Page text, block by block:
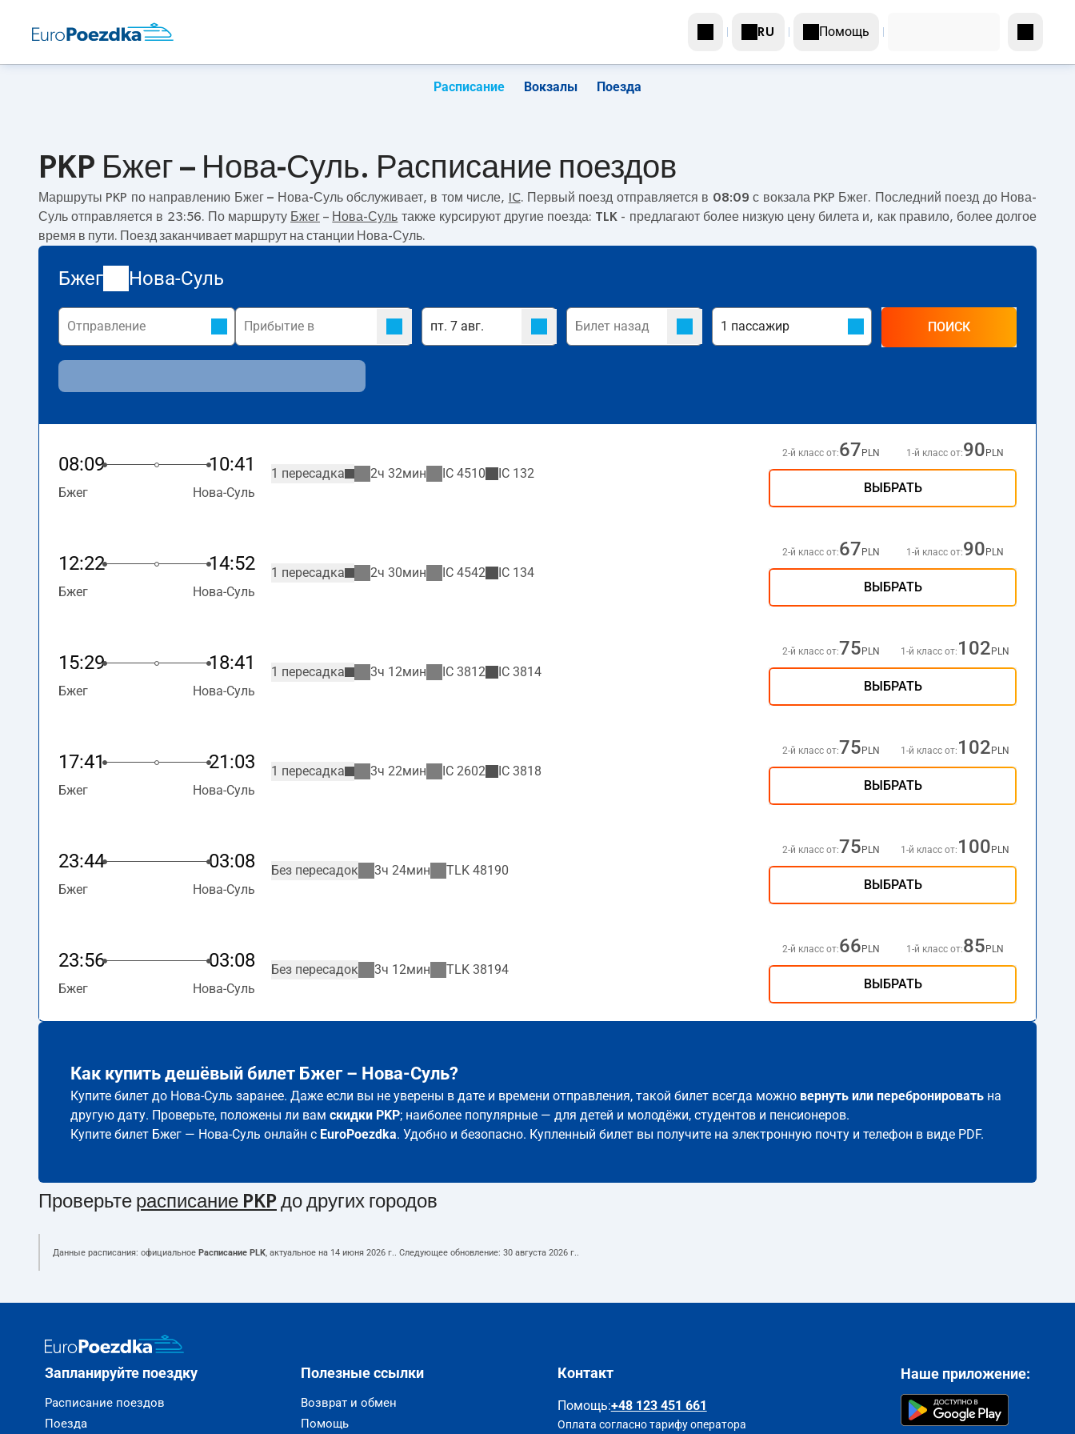
RU Помощь
Расписание Вокзалы Поезда
PKP Бжег – Нова-Суль. Расписание поездов
Маршруты PKP по направлению Бжег – Нова-Сульобслуживает, в том числе, IC. Первый поезд отправляется в 08:09 с вокзала PKP Бжег. Последний поезд до Нова-
Суль отправляется в 23:56. По маршруту Бжег – Нова-Суль также курсируют другие поезда: TLK - предлагают более низкую цену билета и, как правило, более долгое
время в пути. Поезд заканчивает маршрут на станции Нова-Суль.
Бжег Нова-Суль
ПОИСК
08:09 10:41
Бжег Нова-Суль
1 пересадка 2ч 32мин IC 4510 IC 132
2-й класс от:67 PLN 1-й класс от:90 PLN
ВЫБРАТЬ
12:22 14:52
Бжег Нова-Суль
1 пересадка 2ч 30мин IC 4542 IC 134
2-й класс от:67 PLN 1-й класс от:90 PLN
ВЫБРАТЬ
15:29 18:41
Бжег Нова-Суль
1 пересадка 3ч 12мин IC 3812 IC 3814
2-й класс от:75 PLN 1-й класс от: 102 PLN
ВЫБРАТЬ
17:41 21:03
Бжег Нова-Суль
1 пересадка 3ч 22мин IC 2602 IC 3818
2-й класс от:75 PLN 1-й класс от: 102 PLN
ВЫБРАТЬ
23:44 03:08
Бжег Нова-Суль
Без пересадок 3ч 24мин TLK 48190
2-й класс от:75 PLN 1-й класс от: 100 PLN
ВЫБРАТЬ
23:56 03:08
Бжег Нова-Суль
Без пересадок 3ч 12мин TLK 38194
2-й класс от:66 PLN 1-й класс от:85 PLN
ВЫБРАТЬ
Как купить дешёвый билет Бжег – Нова-Суль?
Купите билет до Нова-Суль заранее. Даже если вы не уверены в дате и времени отправления, такой билет всегда можно вернуть или перебронировать на
другую дату. Проверьте, положены ли вам скидки PKP; наиболее популярные — для детей и молодёжи, студентов и пенсионеров.
Купите билет Бжег — Нова-Суль онлайн с EuroPoezdka. Удобно и безопасно. Купленный билет вы получите на электронную почту и телефон в виде PDF.
Проверьте расписание PKP до других городов
Данные расписания: официальное Расписание PLK, актуальное на 14 июня 2026 г.. Следующее обновление: 30 августа 2026 г..
Запланируйте поездку
Расписание поездов
Поезда
Полезные ссылки
Возврат и обмен
Помощь
Контакт
Помощь:+48 123 451 661
Оплата согласно тарифу оператора
Наше приложение: